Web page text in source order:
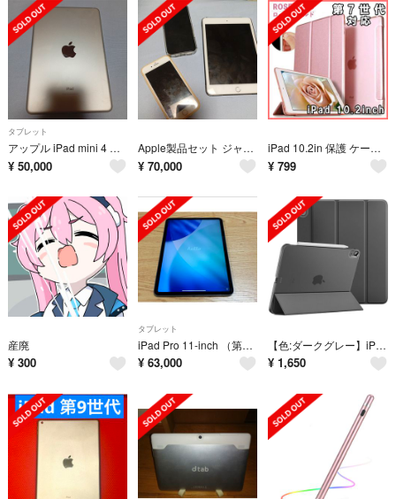
タブレット
アップル iPad mini 4 WiFi 128GB ゴールド
¥ 50,000
Apple製品セット ジャンク品
¥ 70,000
iPad 10.2in 保護 ケース カバー 三つ折りスタンド ピンクゴールドK
¥ 799
産廃
¥ 300
タブレット
iPad Pro 11-inch （第3世代）スペースグレイ256GB（中古品）
¥ 63,000
【色:ダークグレー】iPad air 11インチ(M2) ケース 2024 Da
¥ 1,650